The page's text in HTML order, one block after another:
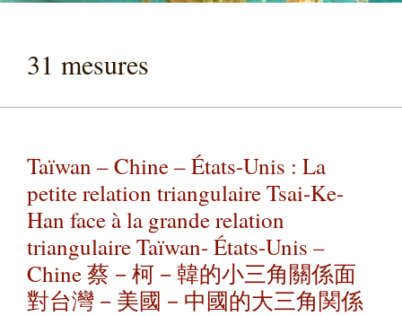
31 mesures
Taïwan – Chine – États-Unis : La
petite relation triangulaire Tsai-Ke-
Han face à la grande relation
triangulaire Taïwan- États-Unis –
Chine 蔡－柯－韓的小三角關係面
對台灣－美國－中國的大三角関係